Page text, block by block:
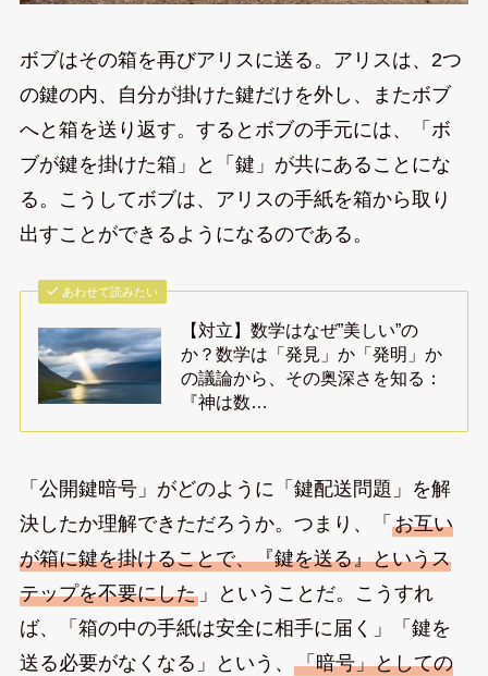
ボブはその箱を再びアリスに送る。アリスは、2つ
の鍵の内、自分が掛けた鍵だけを外し、またボブ
へと箱を送り返す。するとボブの手元には、「ボ
ブが鍵を掛けた箱」と「鍵」が共にあることにな
る。こうしてボブは、アリスの手紙を箱から取り
出すことができるようになるのである。
あわせて読みたい
【対立】数学はなぜ”美しい”の
か？数学は「発見」か「発明」か
の議論から、その奥深さを知る：
『神は数…
「公開鍵暗号」がどのように「鍵配送問題」を解
決したか理解できただろうか。つまり、「 お互い
が箱に鍵を掛けることで、『鍵を送る』というス
テップを不要にした」ということだ。こうすれ
ば、「箱の中の手紙は安全に相手に届く」「鍵を
送る必要がなくなる」という、 「暗号」としての